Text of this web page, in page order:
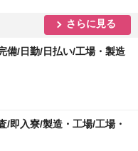
さらに見る
備/日勤/日払い/工場・製造
/即入寮/製造・工場/工場・